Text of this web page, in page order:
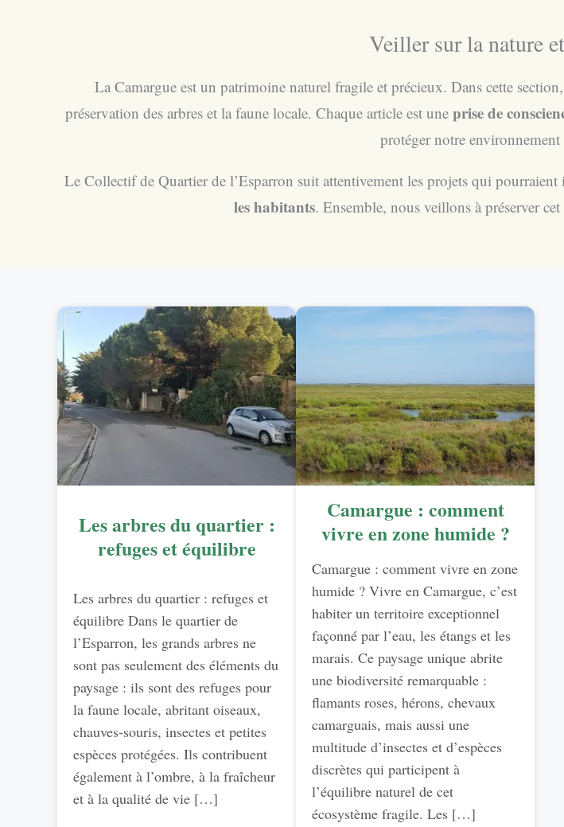
Veiller sur la nature
La Camargue est un patrimoine naturel fragile et précieux. Dans cette
préservation des arbres et la faune locale. Chaque article est une prise de
protéger notre
Le Collectif de Quartier de l’Esparron suit attentivement les projets qui
les habitants. Ensemble, nous veillons à préserver
Les arbres du quartier :
refuges et équilibre
Les arbres du quartier : refuges et
équilibre Dans le quartier de
l’Esparron, les grands arbres ne
sont pas seulement des éléments du
paysage : ils sont des refuges pour
la faune locale, abritant oiseaux,
chauves-souris, insectes et petites
espèces protégées. Ils contribuent
également à l’ombre, à la fraîcheur
et à la qualité de vie […]
Camargue : comment
vivre en zone humide ?
Camargue : comment vivre en zone
humide ? Vivre en Camargue, c’est
habiter un territoire exceptionnel
façonné par l’eau, les étangs et les
marais. Ce paysage unique abrite
une biodiversité remarquable :
flamants roses, hérons, chevaux
camarguais, mais aussi une
multitude d’insectes et d’espèces
discrètes qui participent à
l’équilibre naturel de cet
écosystème fragile. Les […]